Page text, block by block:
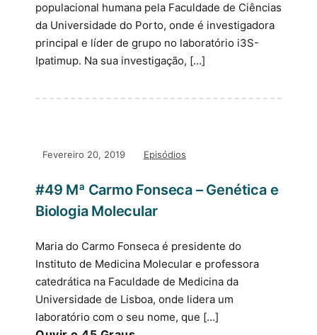
populacional humana pela Faculdade de Ciências
da Universidade do Porto, onde é investigadora
principal e líder de grupo no laboratório i3S-
Ipatimup. Na sua investigação, […]
Fevereiro 20, 2019 Episódios
#49 Mª Carmo Fonseca – Genética e
Biologia Molecular
Maria do Carmo Fonseca é presidente do
Instituto de Medicina Molecular e professora
catedrática na Faculdade de Medicina da
Universidade de Lisboa, onde lidera um
laboratório com o seu nome, que […]